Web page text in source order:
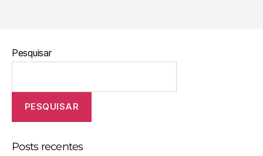
Pesquisar
PESQUISAR
Posts recentes